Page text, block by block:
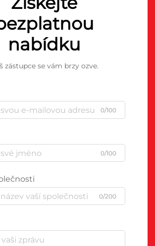
nabídku
zástupce se vám brzy ozve.
0/100
0/100
0/200